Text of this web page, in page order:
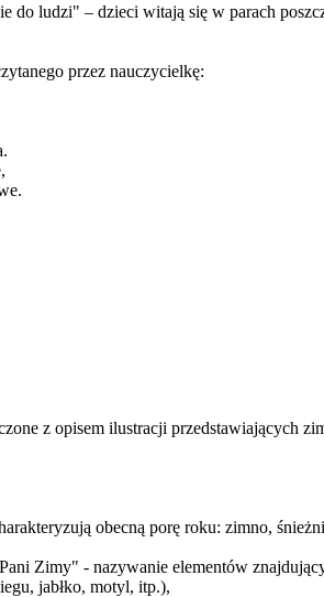
do ludzi" – dzieci witają się w parach
przez nauczycielkę:
z opisem ilustracji przedstawiających
obecną porę roku: zimno,
Zimy" - nazywanie elementów
jabłko, motyl, itp.),